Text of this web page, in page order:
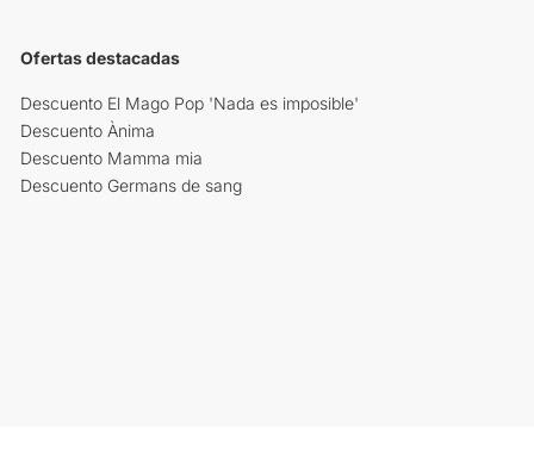
Ofertas destacadas
Descuento El Mago Pop 'Nada es imposible'
Descuento Ànima
Descuento Mamma mia
Descuento Germans de sang